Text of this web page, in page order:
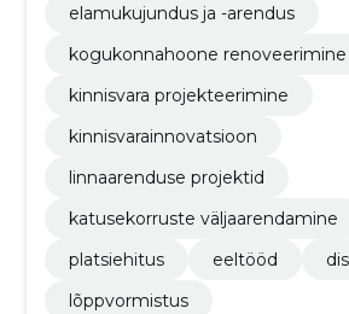
elamukujundus ja -arendus
kogukonnahoone renoveerimine
kinnisvara projekteerimine
kinnisvarainnovatsioon
linnaarenduse projektid
katusekorruste väljaarendamine
platsiehitus
eeltööd
lõppvormistus